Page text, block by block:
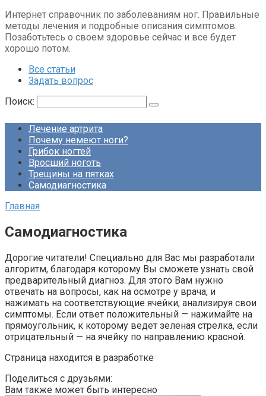
Интернет справочник по заболеваниям ног. Правильные
методы лечения и подробные описания симптомов.
Позаботьтесь о своем здоровье сейчас и все будет
хорошо потом.
Все статьи
Задать вопрос
Поиск:
Лечение артрита
Почему немеют ноги?
Грибок ногтей
Вросший ноготь
Трещины на пятках
Самодиагностика
Главная
Самодиагностика
Дорогие читатели! Специально для Вас мы разработали
алгоритм, благодаря которому Вы сможете узнать свой
предварительный диагноз. Для этого Вам нужно
отвечать на вопросы, как на осмотре у врача, и
нажимать на соответствующие ячейки, анализируя свои
симптомы. Если ответ положительный — нажимайте на
прямоугольник, к которому ведет зеленая стрелка, если
отрицательный — на ячейку по направлению красной.
Страница находится в разработке
Поделиться с друзьями:
Вам также может быть интересно